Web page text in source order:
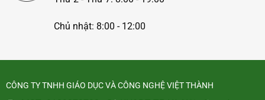
Chủ nhật: 8:00 - 12:00
CÔNG TY TNHH GIÁO DỤC VÀ CÔNG NGHỆ VIỆT THÀNH